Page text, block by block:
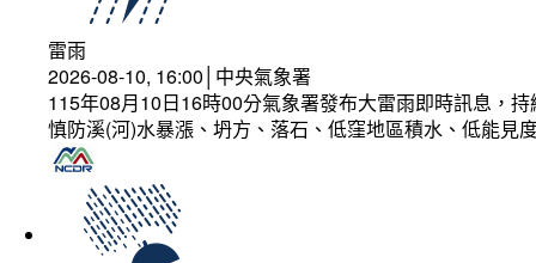
雷雨
2026-08-10, 16:00│中央氣象署
115年08月10日16時00分氣象署發布大雷雨即時訊息，
慎防溪(河)水暴漲、坍方、落石、低窪地區積水、低能見